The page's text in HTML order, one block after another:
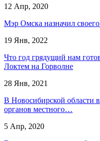
12 Апр, 2020
Мэр Омска назначил своего
19 Янв, 2022
Что год грядущий нам
Локтем на Горволне
28 Янв, 2021
В Новосибирской области
органов местного…
5 Апр, 2020